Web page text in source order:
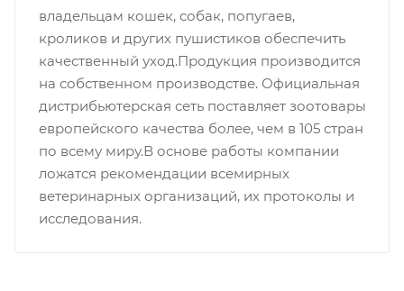
владельцам кошек, собак, попугаев,
кроликов и других пушистиков обеспечить
качественный уход.Продукция производится
на собственном производстве. Официальная
дистрибьютерская сеть поставляет зоотовары
европейского качества более, чем в 105 стран
по всему миру.В основе работы компании
ложатся рекомендации всемирных
ветеринарных организаций, их протоколы и
исследования.